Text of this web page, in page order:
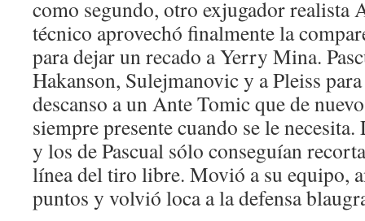
como segundo, otro exjugador realista
técnico aprovechó finalmente la
para dejar un recado a Yerry Mina.
Hakanson, Sulejmanovic y a Pleiss
descanso a un Ante Tomic que de
siempre presente cuando se le necesita.
y los de Pascual sólo conseguían
línea del tiro libre. Movió a su equipo,
puntos y volvió loca a la defensa